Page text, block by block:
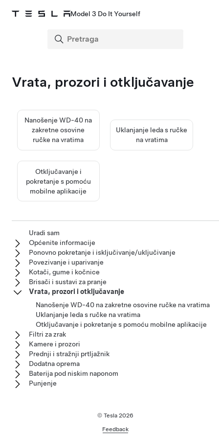
Model 3 Do It Yourself
Vrata, prozori i otključavanje
Nanošenje WD-40 na
zakretne osovine
ručke na vratima
Uklanjanje leda s ručke
na vratima
Otključavanje i
pokretanje s pomoću
mobilne aplikacije
Uradi sam
Općenite informacije
Ponovno pokretanje i isključivanje/uključivanje
Povezivanje i uparivanje
Kotači, gume i kočnice
Brisači i sustavi za pranje
Vrata, prozori i otključavanje
Nanošenje WD-40 na zakretne osovine ručke na vratima
Uklanjanje leda s ručke na vratima
Otključavanje i pokretanje s pomoću mobilne aplikacije
Filtri za zrak
Kamere i prozori
Prednji i stražnji prtljažnik
Dodatna oprema
Baterija pod niskim naponom
Punjenje
© Tesla 2026
Feedback